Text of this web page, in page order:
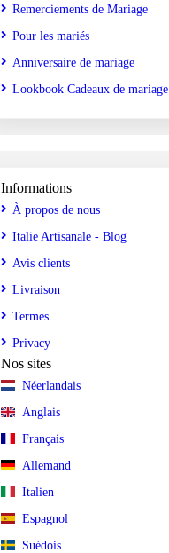
Remerciements de Mariage
Pour les mariés
Anniversaire de mariage
Lookbook Cadeaux de mariage
Informations
À propos de nous
Italie Artisanale - Blog
Avis clients
Livraison
Termes
Privacy
Nos sites
Néerlandais
Anglais
Français
Allemand
Italien
Espagnol
Suédois